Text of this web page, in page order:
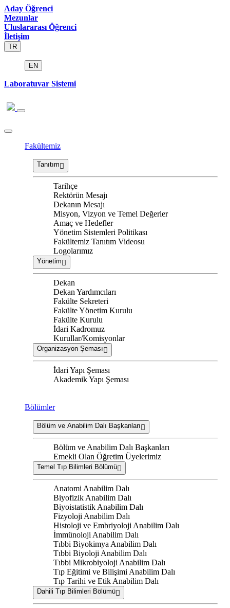
Aday Öğrenci
Mezunlar
Uluslararası Öğrenci
İletişim
TR
EN
Laboratuvar Sistemi
Fakültemiz
Tanıtım
Tarihçe
Rektörün Mesajı
Dekanın Mesajı
Misyon, Vizyon ve Temel Değerler
Amaç ve Hedefler
Yönetim Sistemleri Politikası
Fakültemiz Tanıtım Videosu
Logolarımız
Yönetim
Dekan
Dekan Yardımcıları
Fakülte Sekreteri
Fakülte Yönetim Kurulu
Fakülte Kurulu
İdari Kadromuz
Kurullar/Komisyonlar
Organizasyon Şeması
İdari Yapı Şeması
Akademik Yapı Şeması
Bölümler
Bölüm ve Anabilim Dalı Başkanları
Bölüm ve Anabilim Dalı Başkanları
Emekli Olan Öğretim Üyelerimiz
Temel Tıp Bilimleri Bölümü
Anatomi Anabilim Dalı
Biyofizik Anabilim Dalı
Biyoistatistik Anabilim Dalı
Fizyoloji Anabilim Dalı
Histoloji ve Embriyoloji Anabilim Dalı
İmmünoloji Anabilim Dalı
Tıbbi Biyokimya Anabilim Dalı
Tıbbi Biyoloji Anabilim Dalı
Tıbbi Mikrobiyoloji Anabilim Dalı
Tıp Eğitimi ve Bilişimi Anabilim Dalı
Tıp Tarihi ve Etik Anabilim Dalı
Dahili Tıp Bilimleri Bölümü